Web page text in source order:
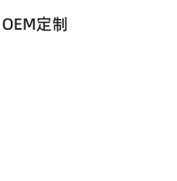
OEM定制